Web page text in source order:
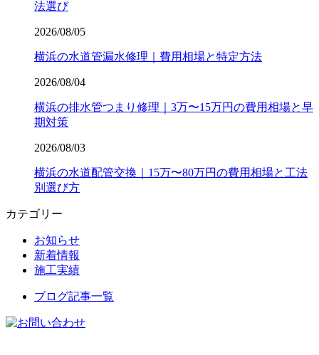
法選び
2026/08/05
横浜の水道管漏水修理｜費用相場と特定方法
2026/08/04
横浜の排水管つまり修理｜3万〜15万円の費用相場と早
期対策
2026/08/03
横浜の水道配管交換｜15万〜80万円の費用相場と工法
別選び方
カテゴリー
お知らせ
新着情報
施工実績
ブログ記事一覧